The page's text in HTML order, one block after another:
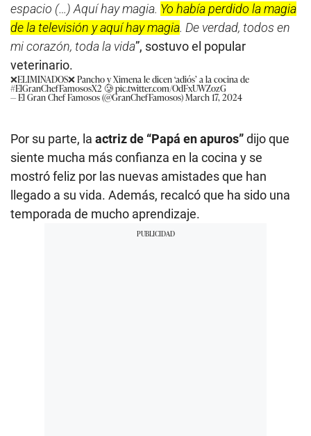
espacio (…) Aquí hay magia. Yo había perdido la magia
de la televisión y aquí hay magia. De verdad, todos en
mi corazón, toda la vida”, sostuvo el popular
veterinario.
❌ELIMINADOS❌ Pancho y Ximena le dicen ‘adiós’ a la cocina de
#ElGranChefFamososX2🥲pic.twitter.com/OdFxUWZozG
— El Gran Chef Famosos (@GranChefFamosos)March 17, 2024
Por su parte, la actriz de “Papá en apuros”dijo que
siente mucha más confianza en la cocina y se
mostró feliz por las nuevas amistades que han
llegado a su vida. Además, recalcó que ha sido una
temporada de mucho aprendizaje.